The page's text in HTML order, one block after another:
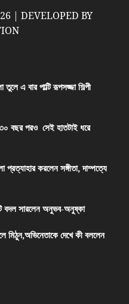
| DEVELOPED BY
এ বার পাল্টি রূপসজ্জা শিল্পী
৩০ বছর পরও সেই হাতটাই ধরে
প্রত্যাহার করলেন সঙ্গীতা, দাম্পত্যে
বদল সারলেন অনুভব-অনুষ্কা
মিঠুন,অভিনেতাকে দেখে কী বললেন